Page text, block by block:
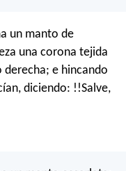
un manto de
una corona tejida
derecha; e hincando
diciendo: !!Salve,